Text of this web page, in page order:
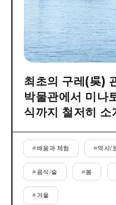
최초의 구레(吳)
박물관에서 미나
식까지 철저히 소
#배움과 체험 #역사/
#음식/술 #봄
# 겨울